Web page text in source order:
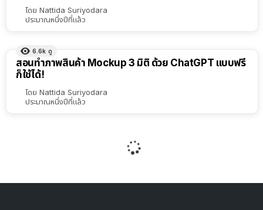
โดย Nattida Suriyodara
ประมาณหนึ่งปีที่แล้ว
6.6k ดู
สอนทำภาพสินค้า Mockup 3 มิติ ด้วย ChatGPT แบบฟรี
ก็ใช้ได้!
โดย Nattida Suriyodara
ประมาณหนึ่งปีที่แล้ว